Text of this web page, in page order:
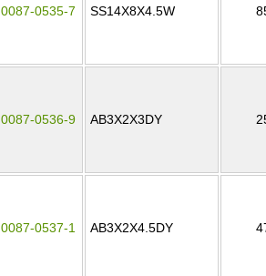
0087-0535-7 SS14X8X4.5W
0087-0536-9 AB3X2X3DY
0087-0537-1 AB3X2X4.5DY